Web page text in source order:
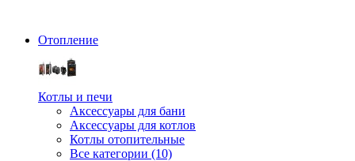
Отопление
Котлы и печи
Аксессуары для бани
Аксессуары для котлов
Котлы отопительные
Все категории (10)